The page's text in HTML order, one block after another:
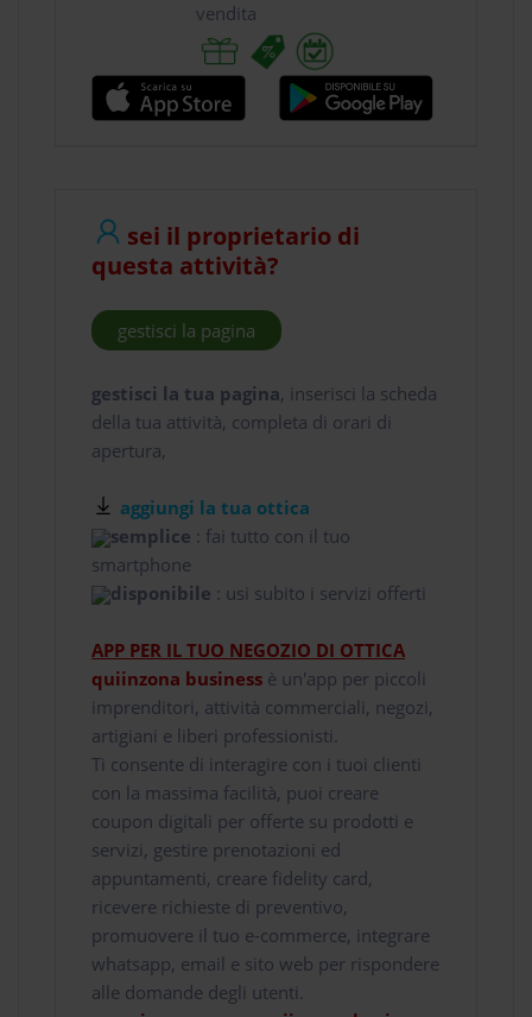
vendita
sei il proprietario di
questa attività?
gestisci la pagina
gestisci la tua pagina, inserisci la scheda
della tua attività, completa di orari di
apertura,
aggiungi la tua ottica
semplice : fai tutto con il tuo
smartphone
disponibile : usi subito i servizi offerti
APP PER IL TUO NEGOZIO DI OTTICA
quiinzona business è un'app per piccoli
imprenditori, attività commerciali, negozi,
artigiani e liberi professionisti.
Ti consente di interagire con i tuoi clienti
con la massima facilità, puoi creare
coupon digitali per offerte su prodotti e
servizi, gestire prenotazioni ed
appuntamenti, creare fidelity card,
ricevere richieste di preventivo,
promuovere il tuo e-commerce, integrare
whatsapp, email e sito web per rispondere
alle domande degli utenti.